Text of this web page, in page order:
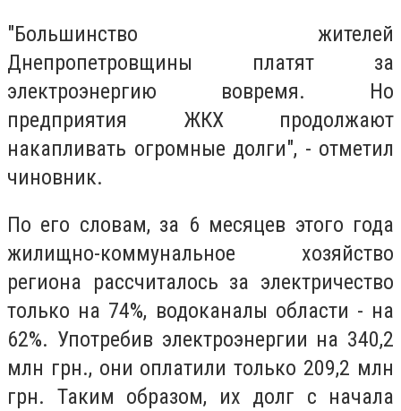
"Большинство жителей
Днепропетровщины платят за
электроэнергию вовремя. Но
предприятия ЖКХ продолжают
накапливать огромные долги", - отметил
чиновник.
По его словам, за 6 месяцев этого года
жилищно-коммунальное хозяйство
региона рассчиталось за электричество
только на 74%, водоканалы области - на
62%. Употребив электроэнергии на 340,2
млн грн., они оплатили только 209,2 млн
грн. Таким образом, их долг с начала